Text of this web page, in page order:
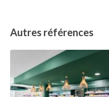
Autres références